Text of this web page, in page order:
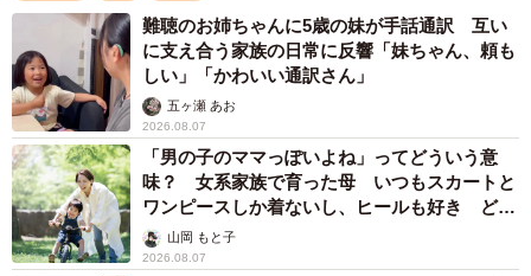
難聴のお姉ちゃんに5歳の妹が手話通訳 互い
に支え合う家族の日常に反響「妹ちゃん、頼も
しい」「かわいい通訳さん」
五ヶ瀬 あお
2026.08.07
「男の子のママっぽいよね」ってどういう意
味？ 女系家族で育った母 いつもスカートと
ワンピースしか着ないし、ヒールも好き どの
へんが…
山岡 もと子
2026.08.07